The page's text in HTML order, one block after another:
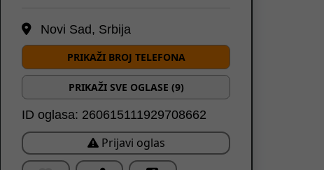
Novi Sad, Srbija
PRIKAŽI BROJ TELEFONA
PRIKAŽI SVE OGLASE (9)
ID oglasa: 260615111929708662
Prijavi oglas